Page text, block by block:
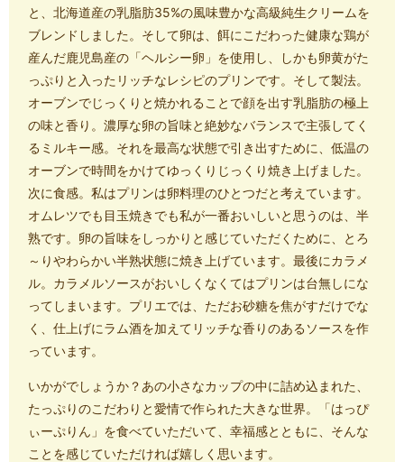
と、北海道産の乳脂肪35%の風味豊かな高級純生クリームを
ブレンドしました。そして卵は、餌にこだわった健康な鶏が
産んだ鹿児島産の「ヘルシー卵」を使用し、しかも卵黄がた
っぷりと入ったリッチなレシピのプリンです。そして製法。
オーブンでじっくりと焼かれることで顔を出す乳脂肪の極上
の味と香り。濃厚な卵の旨味と絶妙なバランスで主張してく
るミルキー感。それを最高な状態で引き出すために、低温の
オーブンで時間をかけてゆっくりじっくり焼き上げました。
次に食感。私はプリンは卵料理のひとつだと考えています。
オムレツでも目玉焼きでも私が一番おいしいと思うのは、半
熟です。卵の旨味をしっかりと感じていただくために、とろ
～りやわらかい半熟状態に焼き上げています。最後にカラメ
ル。カラメルソースがおいしくなくてはプリンは台無しにな
ってしまいます。プリエでは、ただお砂糖を焦がすだけでな
く、仕上げにラム酒を加えてリッチな香りのあるソースを作
っています。
いかがでしょうか？あの小さなカップの中に詰め込まれた、
たっぷりのこだわりと愛情で作られた大きな世界。「はっぴ
ぃーぷりん」を食べていただいて、幸福感とともに、そんな
ことを感じていただければ嬉しく思います。